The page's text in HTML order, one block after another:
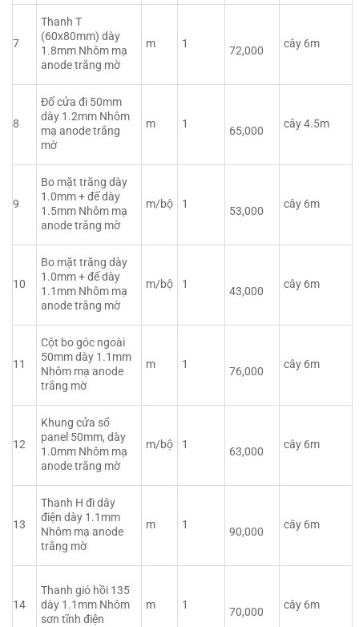
7
Thanh T
(60x80mm) dày
1.8mm Nhôm mạ
anode trắng mờ
m 1
72,000
cây 6m
8
Đố cửa đi 50mm
dày 1.2mm Nhôm
mạ anode trắng
mờ
m 1
65,000
cây 4.5m
9
Bo mặt trăng dày
1.0mm + đế dày
1.5mm Nhôm mạ
anode trắng mờ
m/bộ 1
53,000
cây 6m
10
Bo mặt trăng dày
1.0mm + đế dày
1.1mm Nhôm mạ
anode trắng mờ
m/bộ 1
43,000
cây 6m
11
Cột bo góc ngoài
50mm dày 1.1mm
Nhôm mạ anode
trắng mờ
m 1
76,000
cây 6m
12
Khung cửa sổ
panel 50mm, dày
1.0mm Nhôm mạ
anode trắng mờ
m/bộ 1
63,000
cây 6m
13
Thanh H đi dây
điện dày 1.1mm
Nhôm mạ anode
trắng mờ
m 1
90,000
cây 6m
14
Thanh gió hồi 135
dày 1.1mm Nhôm
sơn tĩnh điện
m 1
70,000
cây 6m